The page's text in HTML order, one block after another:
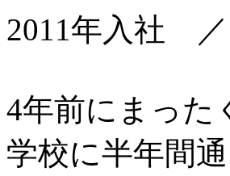
2011年入社
4年前にまった
学校に半年間